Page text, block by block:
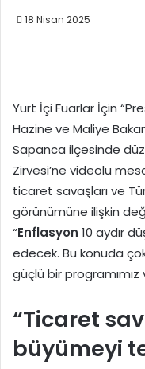
18 Nisan 2025
Yurt İçi Fuarlar İçin
Hazine ve Maliye
Sapanca ilçesinde
Zirvesi’ne videolu
ticaret savaşları ve
görünümüne ilişkin
“Enflasyon 10 aydır
edecek. Bu konuda
güçlü bir programımız
“Ticaret
büyümeyi